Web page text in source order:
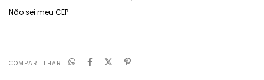
Não sei meu CEP
COMPARTILHAR